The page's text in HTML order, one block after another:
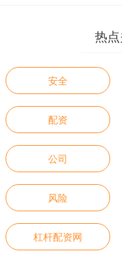
热
安全
配资
公司
风险
杠杆配资网